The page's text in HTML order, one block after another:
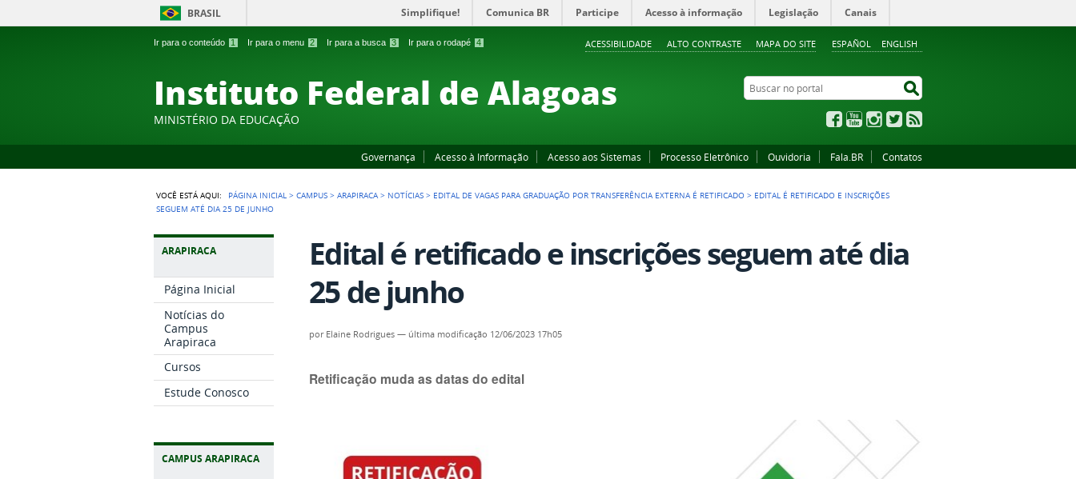
Ir para o conteúdo 1 Ir para o menu 2 Ir para a busca 3 Ir para o rodapé 4 ESPAÑOL ENGLISH
ACESSIBILIDADE ALTO CONTRASTE MAPA DO SITE
BRASIL Simplifique! Comunica BR Participe Acesso à informação Legislação Canais
Instituto Federal de Alagoas
MINISTÉRIO DA EDUCAÇÃO
Buscar no portal
FacebookYouTubeInstagram
Twitter
Governança Acesso à Informação Acesso aos Sistemas Processo Eletrônico Ouvidoria Fala.BR Contatos
VOCÊ ESTÁ AQUI: PÁGINA INICIAL >CAMPUS >ARAPIRACA > NOTÍCIAS > EDITAL DE VAGAS PARA GRADUAÇÃO POR TRANSFERÊNCIA EXTERNA É RETIFICADO > EDITAL É RETIFICADO E INSCRIÇÕES
SEGUEM ATÉ DIA 25 DE JUNHO
ARAPIRACA
Página Inicial
Notícias do
Campus
Arapiraca
Cursos
Estude Conosco
CAMPUS ARAPIRACA
Edital é retificado e inscrições seguem até dia
25 de junho
por Elaine Rodrigues — última modificação 12/06/2023 17h05
Retificação muda as datas do edital